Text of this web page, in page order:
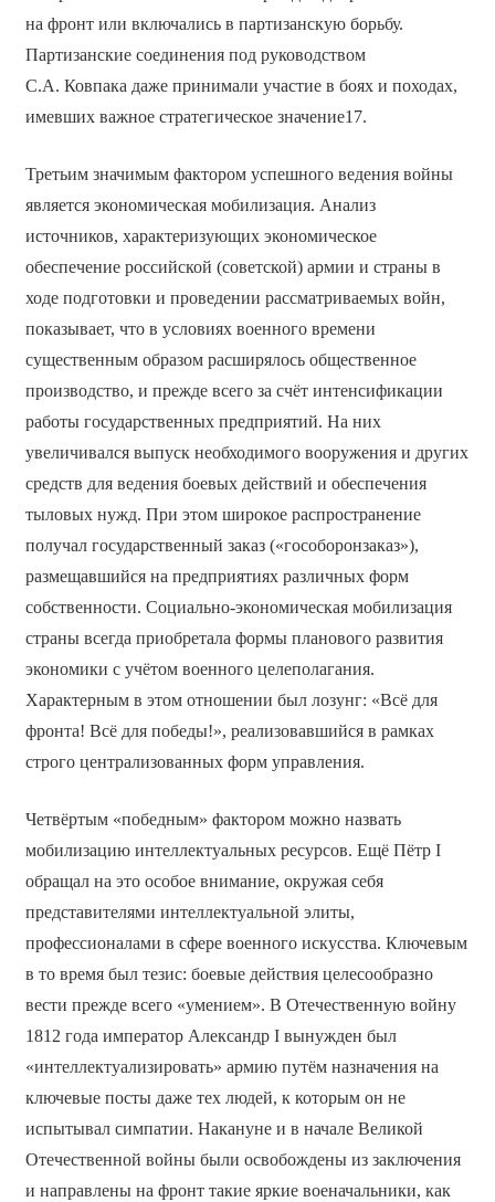
на фронт или включались в партизанскую борьбу.
Партизанские соединения под руководством
С.А. Ковпака даже принимали участие в боях и походах,
имевших важное стратегическое значение17.
Третьим значимым фактором успешного ведения войны
является экономическая мобилизация. Анализ
источников, характеризующих экономическое
обеспечение российской (советской) армии и страны в
ходе подготовки и проведении рассматриваемых войн,
показывает, что в условиях военного времени
существенным образом расширялось общественное
производство, и прежде всего за счёт интенсификации
работы государственных предприятий. На них
увеличивался выпуск необходимого вооружения и других
средств для ведения боевых действий и обеспечения
тыловых нужд. При этом широкое распространение
получал государственный заказ («гособоронзаказ»),
размещавшийся на предприятиях различных форм
собственности. Социально-экономическая мобилизация
страны всегда приобретала формы планового развития
экономики с учётом военного целеполагания.
Характерным в этом отношении был лозунг: «Всё для
фронта! Всё для победы!», реализовавшийся в рамках
строго централизованных форм управления.
Четвёртым «победным» фактором можно назвать
мобилизацию интеллектуальных ресурсов. Ещё Пётр I
обращал на это особое внимание, окружая себя
представителями интеллектуальной элиты,
профессионалами в сфере военного искусства. Ключевым
в то время был тезис: боевые действия целесообразно
вести прежде всего «умением». В Отечественную войну
1812 года император Александр I вынужден был
«интеллектуализировать» армию путём назначения на
ключевые посты даже тех людей, к которым он не
испытывал симпатии. Накануне и в начале Великой
Отечественной войны были освобождены из заключения
и направлены на фронт такие яркие военачальники, как